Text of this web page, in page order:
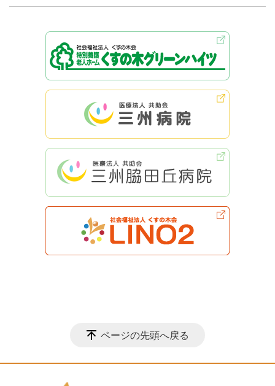
ページの先頭へ戻る